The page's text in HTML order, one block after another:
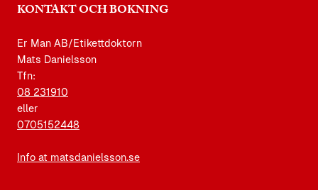
KONTAKT OCH BOKNING
Er Man AB/Etikettdoktorn
Mats Danielsson
Tfn:
08 231910
eller
0705152448
Info at matsdanielsson.se